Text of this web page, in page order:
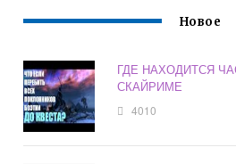
Новое
ГДЕ НАХОДИТСЯ
СКАЙРИМЕ
4010